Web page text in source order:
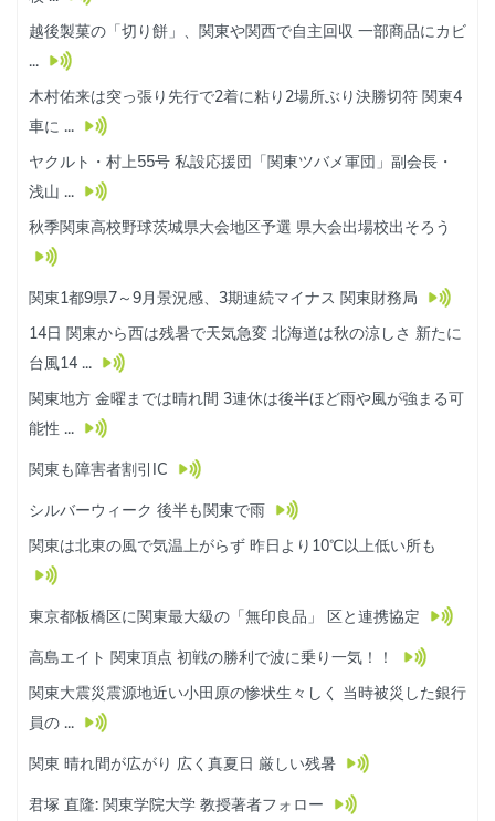
越後製菓の「切り餅」、関東や関西で自主回収 一部商品にカビ
...
木村佑来は突っ張り先行で2着に粘り2場所ぶり決勝切符 関東4
車に ...
ヤクルト・村上55号 私設応援団「関東ツバメ軍団」副会長・
浅山 ...
秋季関東高校野球茨城県大会地区予選 県大会出場校出そろう
関東1都9県7～9月景況感、3期連続マイナス 関東財務局
14日 関東から西は残暑で天気急変 北海道は秋の涼しさ 新たに
台風14 ...
関東地方 金曜までは晴れ間 3連休は後半ほど雨や風が強まる可
能性 ...
関東も障害者割引IC
シルバーウィーク 後半も関東で雨
関東は北東の風で気温上がらず 昨日より10℃以上低い所も
東京都板橋区に関東最大級の「無印良品」 区と連携協定
高島エイト 関東頂点 初戦の勝利で波に乗り一気！！
関東大震災震源地近い小田原の惨状生々しく 当時被災した銀行
員の ...
関東 晴れ間が広がり 広く真夏日 厳しい残暑
君塚 直隆: 関東学院大学 教授著者フォロー